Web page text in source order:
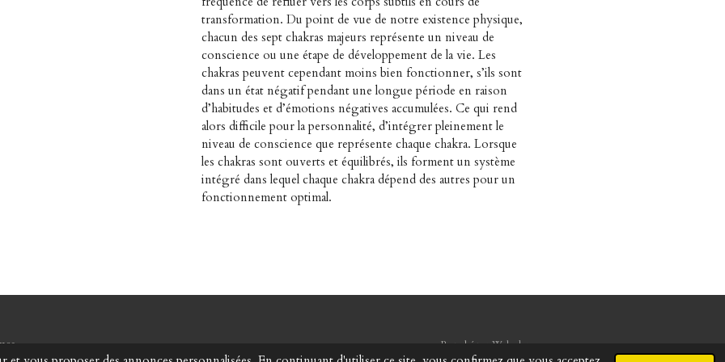
transformation. Du point de vue de notre existence physique,
chacun des sept chakras majeurs représente un niveau de
conscience ou une étape de développement de la vie. Les
chakras peuvent cependant moins bien fonctionner, s’ils sont
dans un état négatif pendant une longue période en raison
d’habitudes et d’émotions négatives accumulées. Ce qui rend
alors difficile pour la personnalité, d’intégrer pleinement le
niveau de conscience que représente chaque chakra. Lorsque
les chakras sont ouverts et équilibrés, ils forment un système
intégré dans lequel chaque chakra dépend des autres pour un
fonctionnement optimal.
Propulsé par Webador